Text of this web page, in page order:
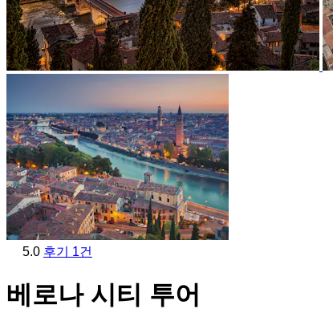
5.0 후기 1건
베로나 시티 투어